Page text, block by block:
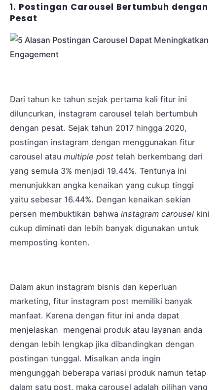
1. Postingan Carousel Bertumbuh dengan
Pesat
Dari tahun ke tahun sejak pertama kali fitur ini
diluncurkan, instagram carousel telah bertumbuh
dengan pesat. Sejak tahun 2017 hingga 2020,
postingan instagram dengan menggunakan fitur
carousel atau multiple post telah berkembang dari
yang semula 3% menjadi 19.44%. Tentunya ini
menunjukkan angka kenaikan yang cukup tinggi
yaitu sebesar 16.44%. Dengan kenaikan sekian
persen membuktikan bahwa instagram carousel kini
cukup diminati dan lebih banyak digunakan untuk
memposting konten.
Dalam akun instagram bisnis dan keperluan
marketing, fitur instagram post memiliki banyak
manfaat. Karena dengan fitur ini anda dapat
menjelaskan mengenai produk atau layanan anda
dengan lebih lengkap jika dibandingkan dengan
postingan tunggal. Misalkan anda ingin
mengunggah beberapa variasi produk namun tetap
dalam satu post, maka carousel adalah pilihan yang